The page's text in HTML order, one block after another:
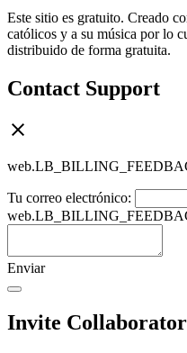
Este sitio es gratuito. Creado
católicos y a su música por lo
distribuido de forma gratuita.
Contact Support
Tu correo electrónico:
Enviar
Invite